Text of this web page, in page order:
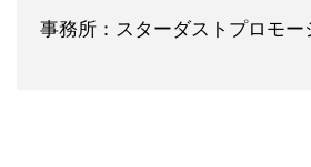
事務所：スターダストプロモー